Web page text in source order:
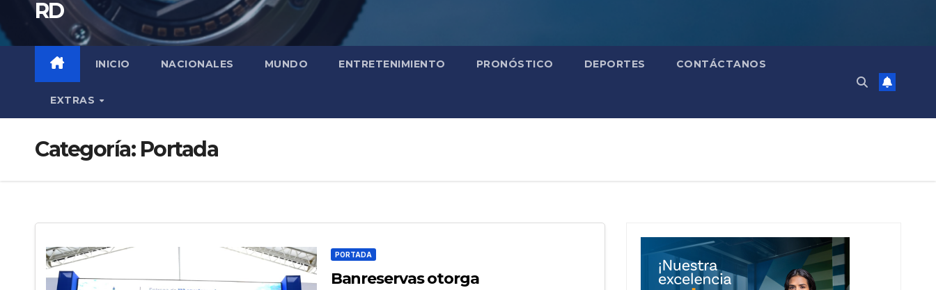
RD
INICIO NACIONALES MUNDO ENTRETENIMIENTO PRONÓSTICO DEPORTES CONTÁCTANOS
EXTRAS
Categoría: Portada
PORTADA
Banreservas otorga